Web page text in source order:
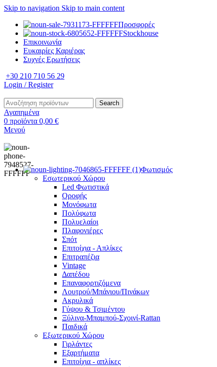
Skip to navigation Skip to main content
Προσφορές
Stockhouse
Επικοινωνία
Ευκαιρίες Καριέρας
Συχνές Ερωτήσεις
+30 210 710 56 29
Login / Register
Search
Αγαπημένα
0 προϊόντα 0,00 €
Μενού
Φωτισμός
Εσωτερικού Χώρου
Led Φωτιστικά
Οροφής
Μονόφωτα
Πολύφωτα
Πολυελαίοι
Πλαφονιέρες
Σπότ
Επιτοίχια - Απλίκες
Επιτραπέζια
Vintage
Δαπέδου
Επαναφορτιζόμενα
Λουτρού/Μπάνιου/Πινάκων
Ακρυλικά
Γύψου & Τσιμέντου
Ξύλινα-Μπαμπού-Σχοινί-Rattan
Παιδικά
Εξωτερικού Χώρου
Γιρλάντες
Εξαρτήματα
Επιτοίχια - απλίκες